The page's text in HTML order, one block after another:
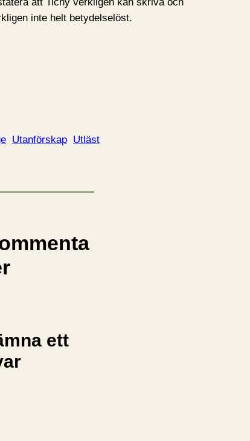
inte helt betydelselöst.
Utanförskap Utläst
ett